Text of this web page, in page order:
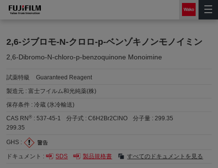
2,6-ジブロモ-N-クロロ-p-ベンゾキノンモノイミン
2,6-Dibromo-N-chloro-p-benzoquinone Monoimine
試薬特級
Guaranteed Reagent
製造元 :富士フイルム和光純薬(株)
保存条件 :冷蔵 (氷冷輸送)
CAS RN® :537-45-1 分子式 :C6H2Br2ClNO 分子量 :299.35
299.35
GHS :
ドキュメント : SDS 製品規格書 すべてのドキュメントを見る